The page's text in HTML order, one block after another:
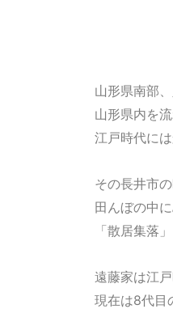
山形県南部
山形県内を
江戸時代に
その長井市
田んぼの中
「散居集落
遠藤家は江
現在は8代目